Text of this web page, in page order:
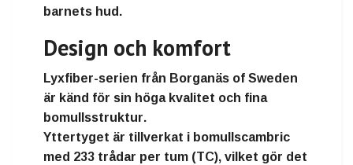
barnets hud.
Design och komfort
Lyxfiber-serien från Borganäs of Sweden
är känd för sin höga kvalitet och fina
bomullsstruktur.
Yttertyget är tillverkat i bomullscambric
med 233 trådar per tum (TC), vilket gör det